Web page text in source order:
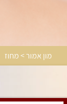
מון אמור > מחוז